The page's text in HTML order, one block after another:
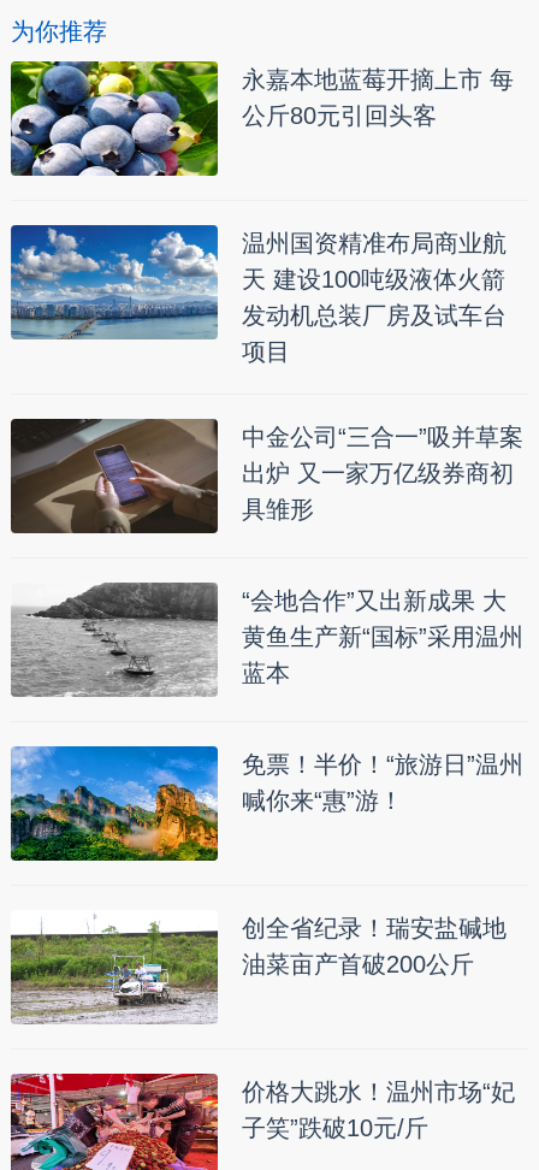
为你推荐
永嘉本地蓝莓开摘上市 每
公斤80元引回头客
温州国资精准布局商业航
天 建设100吨级液体火箭
发动机总装厂房及试车台
项目
中金公司“三合一”吸并草案
出炉 又一家万亿级券商初
具雏形
“会地合作”又出新成果 大
黄鱼生产新“国标”采用温州
蓝本
免票！半价！“旅游日”温州
喊你来“惠”游！
创全省纪录！瑞安盐碱地
油菜亩产首破200公斤
价格大跳水！温州市场“妃
子笑”跌破10元/斤